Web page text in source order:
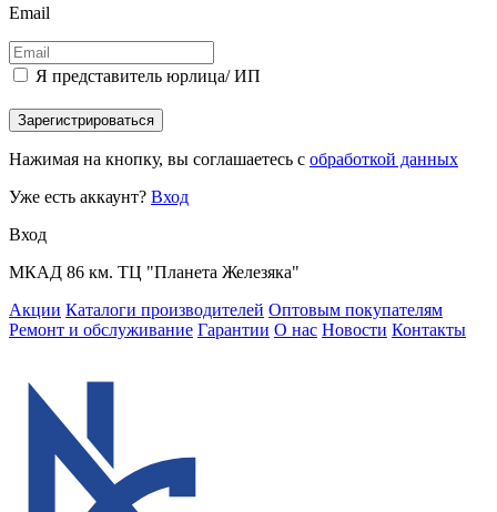
Email
Я представитель юрлица/ ИП
Зарегистрироваться
Нажимая на кнопку, вы соглашаетесь с обработкой данных
Уже есть аккаунт? Вход
Вход
МКАД 86 км. ТЦ "Планета Железяка"
Акции Каталоги производителей Оптовым покупателям
Ремонт и обслуживание Гарантии О нас Новости Контакты